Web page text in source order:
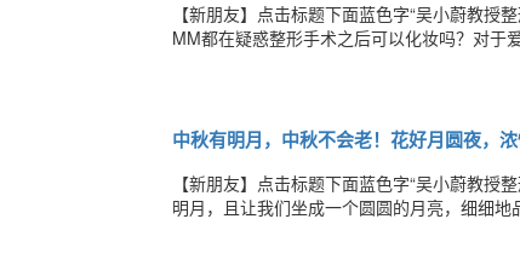
【新朋友】点击标题下面蓝色字“吴小蔚教授
MM都在疑惑整形手术之后可以化妆吗？对于
中秋有明月，中秋不会老！花好月圆夜，浓
【新朋友】点击标题下面蓝色字“吴小蔚教
明月，且让我们坐成一个圆圆的月亮，细细